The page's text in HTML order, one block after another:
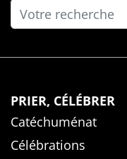
PRIER, CÉLÉBRER
Catéchuménat
Célébrations